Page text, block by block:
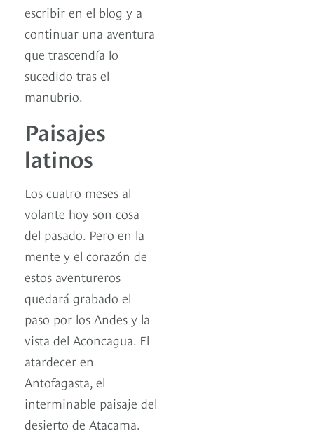
escribir en el blog y a
continuar una aventura
que trascendía lo
sucedido tras el
manubrio.
Paisajes
latinos
Los cuatro meses al
volante hoy son cosa
del pasado. Pero en la
mente y el corazón de
estos aventureros
quedará grabado el
paso por los Andes y la
vista del Aconcagua. El
atardecer en
Antofagasta, el
interminable paisaje del
desierto de Atacama.